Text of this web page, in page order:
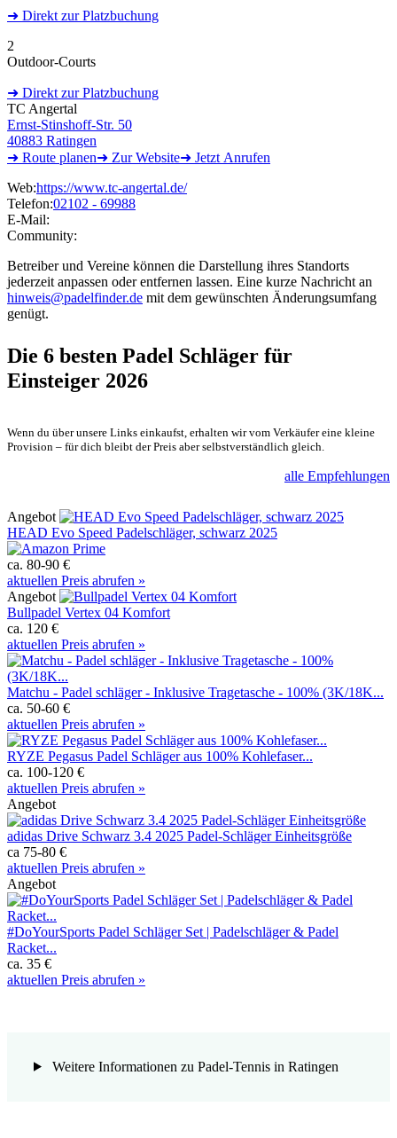
➜ Direkt zur Platzbuchung
2
Outdoor-Courts
➜ Direkt zur Platzbuchung
TC Angertal
Ernst-Stinshoff-Str. 50
40883 Ratingen
➜ Route planen➜ ZurWebsite➜ Jetzt Anrufen
Web:https://www.tc-angertal.de/
Telefon:02102 - 69988
E-Mail:
Community:
Betreiber und Vereine können die Darstellung ihres Standorts
jederzeit anpassen oder entfernen lassen. Eine kurze Nachricht an
hinweis@padelfinder.de mit dem gewünschten Änderungsumfang
genügt.
Die 6 besten Padel Schläger für
Einsteiger 2026
Wenn du über unsere Links einkaufst, erhalten wir vom Verkäufer eine kleine
Provision – für dich bleibt der Preis aber selbstverständlich gleich.
alle Empfehlungen
Angebot
HEAD Evo Speed Padelschläger, schwarz 2025
ca. 80-90 €
aktuellen Preis abrufen »
Angebot
Bullpadel Vertex 04 Komfort
ca. 120 €
aktuellen Preis abrufen »
Matchu - Padel schläger - Inklusive Tragetasche - 100% (3K/18K...
ca. 50-60 €
aktuellen Preis abrufen »
RYZE Pegasus Padel Schläger aus 100% Kohlefaser...
ca. 100-120 €
aktuellen Preis abrufen »
Angebot
adidas Drive Schwarz 3.4 2025 Padel-Schläger Einheitsgröße
ca 75-80 €
aktuellen Preis abrufen »
Angebot
#DoYourSports Padel Schläger Set | Padelschläger & Padel
Racket...
ca. 35 €
aktuellen Preis abrufen »
Weitere Informationen zu Padel-Tennis in Ratingen